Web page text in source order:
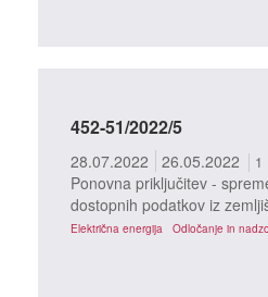
452-51/2022/5
28.07.2022 26.05.2022 1
Ponovna priključitev -
dostopnih podatkov iz
Električna energija Odločanje in